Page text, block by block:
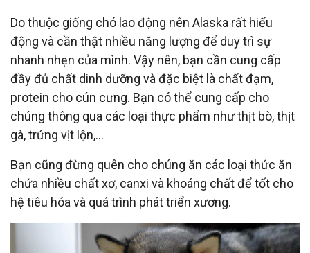
Do thuộc giống chó lao động nên Alaska rất hiếu
động và cần thật nhiều năng lượng để duy trì sự
nhanh nhẹn của mình. Vậy nên, bạn cần cung cấp
đầy đủ chất dinh dưỡng và đặc biệt là chất đạm,
protein cho cún cưng. Bạn có thể cung cấp cho
chúng thông qua các loại thực phẩm như thịt bò, thịt
gà, trứng vịt lộn,…
Bạn cũng đừng quên cho chúng ăn các loại thức ăn
chứa nhiều chất xơ, canxi và khoáng chất để tốt cho
hệ tiêu hóa và quá trình phát triển xương.